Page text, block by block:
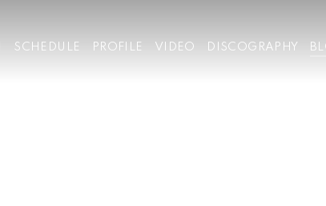
SCHEDULE PROFILE VIDEO DISCOGRAPHY